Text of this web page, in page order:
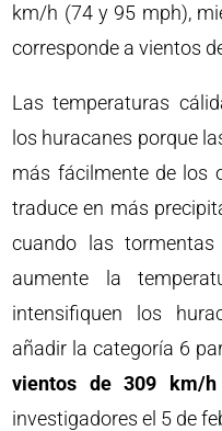
km/h (74 y 95 mph),
corresponde a vientos
Las temperaturas
los huracanes porque
más fácilmente de los
traduce en más
cuando las
aumente la
intensifiquen los
añadir la categoría 6
vientos de 309 km/
investigadores el 5 de